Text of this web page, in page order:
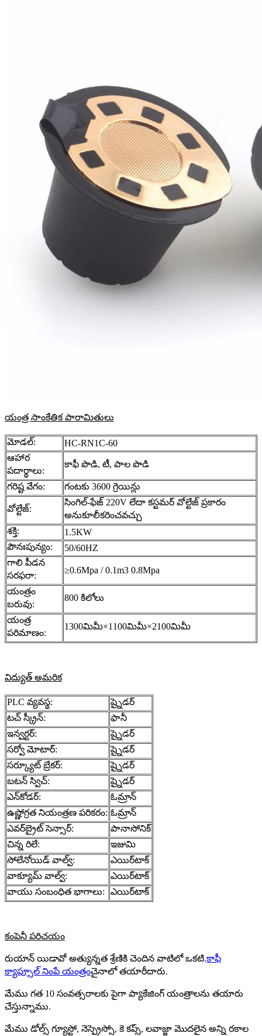
యంత్ర సాంకేతిక పారామితులు
మోడల్:
HC-RN1C-60
ఆహార
పదార్థాలు:
కాఫీ పొడి, టీ, పాల పొడి
గరిష్ట వేగం: గంటకు 3600 గ్రెయిన్లు
వోల్టేజ్:
సింగిల్-ఫేజ్ 220V లేదా కస్టమర్ వోల్టేజ్ ప్రకారం
అనుకూలీకరించవచ్చు
శక్తి:
1.5KW
పౌనఃపున్యం:
50/60HZ
గాలి పీడన
సరఫరా:
≥0.6Mpa / 0.1m3 0.8Mpa
యంత్రం
బరువు:
800 కిలోలు
యంత్ర
పరిమాణం:
1300మిమీ×1100మిమీ×2100మిమీ
విద్యుత్ అమరిక
PLC వ్యవస్థ:
ష్నైడర్
టచ్ స్క్రీన్:
ఫానీ
ఇన్వర్టర్:
ష్నైడర్
సర్వో మోటార్:
ష్నైడర్
సర్క్యూట్ బ్రేకర్:
ష్నైడర్
బటన్ స్విచ్:
ష్నైడర్
ఎన్‌కోడర్:
ఓమ్రాన్
ఉష్ణోగ్రత నియంత్రణ పరికరం: ఓమ్రాన్
ఎవర్‌బ్రైట్ సెన్సార్:
పానాసోనిక్
చిన్న రిలే:
ఇజుమి
సోలేనోయిడ్ వాల్వ్:
ఎయిర్‌టాక్
వాక్యూమ్ వాల్వ్:
ఎయిర్‌టాక్
వాయు సంబంధిత భాగాలు:
ఎయిర్‌టాక్
కంపెనీ పరిచయం
రుయాన్ యిడావో అత్యున్నత శ్రేణికి చెందిన వాటిలో ఒకటి.కాఫీ
క్యాప్సూల్ నింపే యంత్రంచైనాలో తయారీదారు.
మేము గత 10 సంవత్సరాలకు పైగా ప్యాకేజింగ్ యంత్రాలను తయారు
చేస్తున్నాము.
మేము డోల్స్ గ్యూస్టో, నెస్ప్రెస్సో, కె కప్స్, లవాజ్జా మొదలైన అన్ని రకాల